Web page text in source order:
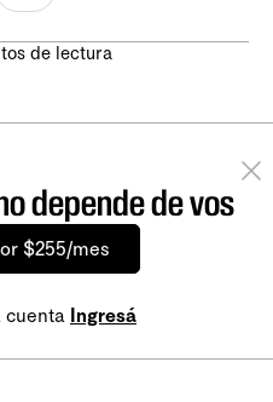
de lectura
depende de vos
$255/mes
cuenta Ingresá